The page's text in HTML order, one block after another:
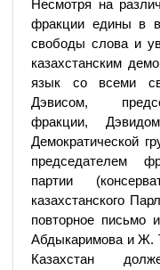
Несмотря на
фракции едины в
свободы слова и
казахстанским
язык со всеми
Дэвисом,
фракции,
Демократической
председателем
партии
казахстанского
повторное письмо
Абдыкаримова и Ж.
Казахстан